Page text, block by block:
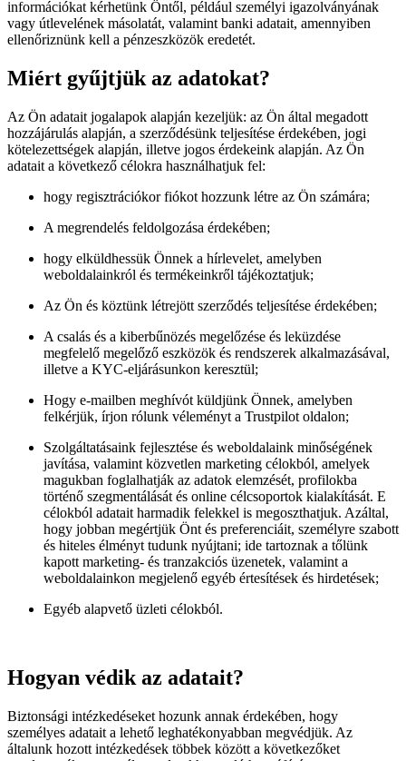
információkat kérhetünk Öntől, például személyi igazolványának
vagy útlevelének másolatát, valamint banki adatait, amennyiben
ellenőriznünk kell a pénzeszközök eredetét.
Miért gyűjtjük az adatokat?
Az Ön adatait jogalapok alapján kezeljük: az Ön által megadott
hozzájárulás alapján, a szerződésünk teljesítése érdekében, jogi
kötelezettségek alapján, illetve jogos érdekeink alapján. Az Ön
adatait a következő célokra használhatjuk fel:
hogy regisztrációkor fiókot hozzunk létre az Ön számára;
A megrendelés feldolgozása érdekében;
hogy elküldhessük Önnek a hírlevelet, amelyben
weboldalainkról és termékeinkről tájékoztatjuk;
Az Ön és köztünk létrejött szerződés teljesítése érdekében;
A csalás és a kiberbűnözés megelőzése és leküzdése
megfelelő megelőző eszközök és rendszerek alkalmazásával,
illetve a KYC-eljárásunkon keresztül;
Hogy e-mailben meghívót küldjünk Önnek, amelyben
felkérjük, írjon rólunk véleményt a Trustpilot oldalon;
Szolgáltatásaink fejlesztése és weboldalaink minőségének
javítása, valamint közvetlen marketing célokból, amelyek
magukban foglalhatják az adatok elemzését, profilokba
történő szegmentálását és online célcsoportok kialakítását. E
célokból adatait harmadik felekkel is megoszthatjuk. Azáltal,
hogy jobban megértjük Önt és preferenciáit, személyre szabott
és hiteles élményt tudunk nyújtani; ide tartoznak a tőlünk
kapott marketing- és tranzakciós üzenetek, valamint a
weboldalainkon megjelenő egyéb értesítések és hirdetések;
Egyéb alapvető üzleti célokból.
Hogyan védik az adatait?
Biztonsági intézkedéseket hozunk annak érdekében, hogy
személyes adatait a lehető leghatékonyabban megvédjük. Az
általunk hozott intézkedések többek között a következőket